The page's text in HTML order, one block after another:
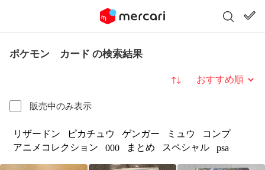
ポケモン カード の検索結果
販売中のみ表示
並び替え
リザードン ピカチュウ ゲンガー ミュウ
コンプ
アニメコレクション
000 まとめ スペシャル psa